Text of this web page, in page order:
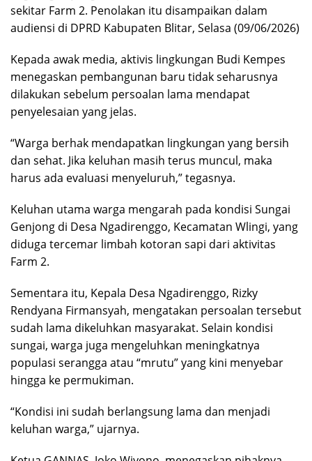
sekitar Farm 2. Penolakan itu disampaikan dalam
audiensi di DPRD Kabupaten Blitar, Selasa (09/06/2026)
Kepada awak media, aktivis lingkungan Budi Kempes
menegaskan pembangunan baru tidak seharusnya
dilakukan sebelum persoalan lama mendapat
penyelesaian yang jelas.
“Warga berhak mendapatkan lingkungan yang bersih
dan sehat. Jika keluhan masih terus muncul, maka
harus ada evaluasi menyeluruh,” tegasnya.
Keluhan utama warga mengarah pada kondisi Sungai
Genjong di Desa Ngadirenggo, Kecamatan Wlingi, yang
diduga tercemar limbah kotoran sapi dari aktivitas
Farm 2.
Sementara itu, Kepala Desa Ngadirenggo, Rizky
Rendyana Firmansyah, mengatakan persoalan tersebut
sudah lama dikeluhkan masyarakat. Selain kondisi
sungai, warga juga mengeluhkan meningkatnya
populasi serangga atau “mrutu” yang kini menyebar
hingga ke permukiman.
“Kondisi ini sudah berlangsung lama dan menjadi
keluhan warga,” ujarnya.